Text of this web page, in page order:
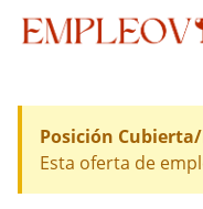
Posición
Esta oferta de